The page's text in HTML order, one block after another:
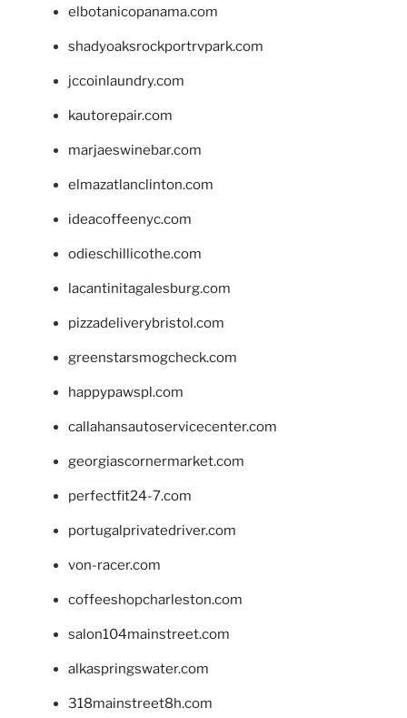
elbotanicopanama.com
shadyoaksrockportrvpark.com
jccoinlaundry.com
kautorepair.com
marjaeswinebar.com
elmazatlanclinton.com
ideacoffeenyc.com
odieschillicothe.com
lacantinitagalesburg.com
pizzadeliverybristol.com
greenstarsmogcheck.com
happypawspl.com
callahansautoservicecenter.com
georgiascornermarket.com
perfectfit24-7.com
portugalprivatedriver.com
von-racer.com
coffeeshopcharleston.com
salon104mainstreet.com
alkaspringswater.com
318mainstreet8h.com